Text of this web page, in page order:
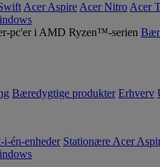
Acer Aspire Acer Nitro Acer
Bæredygtige produkter Erhverv
én-enheder Stationære Acer